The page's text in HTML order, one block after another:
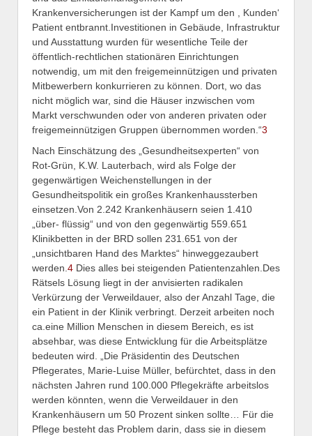
Krankenversicherungen ist der Kampf um den , Kunden‘
Patient entbrannt.Investitionen in Gebäude, Infrastruktur
und Ausstattung wurden für wesentliche Teile der
öffentlich-rechtlichen stationären Einrichtungen
notwendig, um mit den freigemeinnützigen und privaten
Mitbewerbern konkurrieren zu können. Dort, wo das
nicht möglich war, sind die Häuser inzwischen vom
Markt verschwunden oder von anderen privaten oder
freigemeinnützigen Gruppen übernommen worden.“3
Nach Einschätzung des „Gesundheitsexperten“ von
Rot-Grün, K.W. Lauterbach, wird als Folge der
gegenwärtigen Weichenstellungen in der
Gesundheitspolitik ein großes Krankenhaussterben
einsetzen.Von 2.242 Krankenhäusern seien 1.410
„über- flüssig“ und von den gegenwärtig 559.651
Klinikbetten in der BRD sollen 231.651 von der
„unsichtbaren Hand des Marktes“ hinweggezaubert
werden.4 Dies alles bei steigenden Patientenzahlen.Des
Rätsels Lösung liegt in der anvisierten radikalen
Verkürzung der Verweildauer, also der Anzahl Tage, die
ein Patient in der Klinik verbringt. Derzeit arbeiten noch
ca.eine Million Menschen in diesem Bereich, es ist
absehbar, was diese Entwicklung für die Arbeitsplätze
bedeuten wird. „Die Präsidentin des Deutschen
Pflegerates, Marie-Luise Müller, befürchtet, dass in den
nächsten Jahren rund 100.000 Pflegekräfte arbeitslos
werden könnten, wenn die Verweildauer in den
Krankenhäusern um 50 Prozent sinken sollte… Für die
Pflege besteht das Problem darin, dass sie in diesem